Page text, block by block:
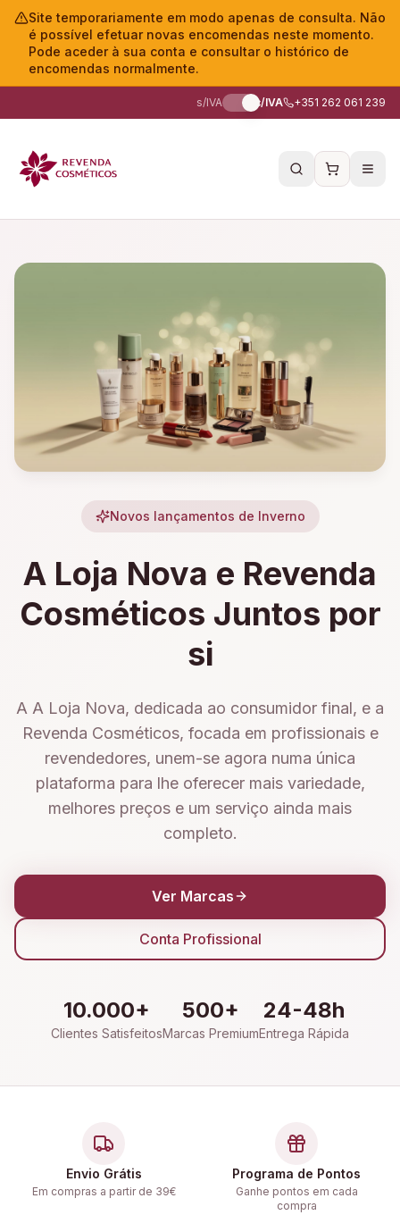
Site temporariamente em modo apenas de consulta. Não
é possível efetuar novas encomendas neste momento.
Pode aceder à sua conta e consultar o histórico de
encomendas normalmente.
s/IVA c/IVA +351 262 061 239
Novos lançamentos de Inverno
A Loja Nova e Revenda
Cosméticos Juntos por
si
A A Loja Nova, dedicada ao consumidor final, e a
Revenda Cosméticos, focada em profissionais e
revendedores, unem-se agora numa única
plataforma para lhe oferecer mais variedade,
melhores preços e um serviço ainda mais
completo.
Ver Marcas
Conta Profissional
10.000+
Clientes Satisfeitos
500+
Marcas Premium
24-48h
Entrega Rápida
Envio Grátis
Em compras a partir de 39€
Programa de Pontos
Ganhe pontos em cada
compra